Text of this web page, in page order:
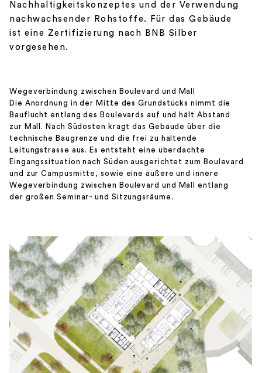
Nachhaltigkeitskonzeptes und der Verwendung
nachwachsender Rohstoffe. Für das Gebäude
ist eine Zertifizierung nach BNB Silber
vorgesehen.
Wegeverbindung zwischen Boulevard und Mall
Die Anordnung in der Mitte des Grundstücks nimmt die
Bauflucht entlang des Boulevards auf und hält Abstand
zur Mall. Nach Südosten kragt das Gebäude über die
technische Baugrenze und die frei zu haltende
Leitungstrasse aus. Es entsteht eine überdachte
Eingangssituation nach Süden ausgerichtet zum Boulevard
und zur Campusmitte, sowie eine äußere und innere
Wegeverbindung zwischen Boulevard und Mall entlang
der großen Seminar- und Sitzungsräume.